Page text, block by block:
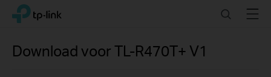
Click
navigation
TP-Link, Reliably Smart SearchMenu
Download voorTL-R470T+ V1